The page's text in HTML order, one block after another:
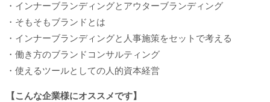
・インナーブランディングとアウターブランディング
・そもそもブランドとは
・インナーブランディングと人事施策をセットで考える
・働き方のブランドコンサルティング
・使えるツールとしての人的資本経営
【こんな企業様にオススメです】